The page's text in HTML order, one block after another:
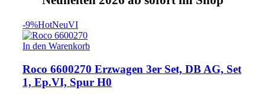
-9%HotNeuVI
In den Warenkorb
Roco 6600270 Erzwagen 3er Set, DB AG, Set
1, Ep.VI, Spur H0